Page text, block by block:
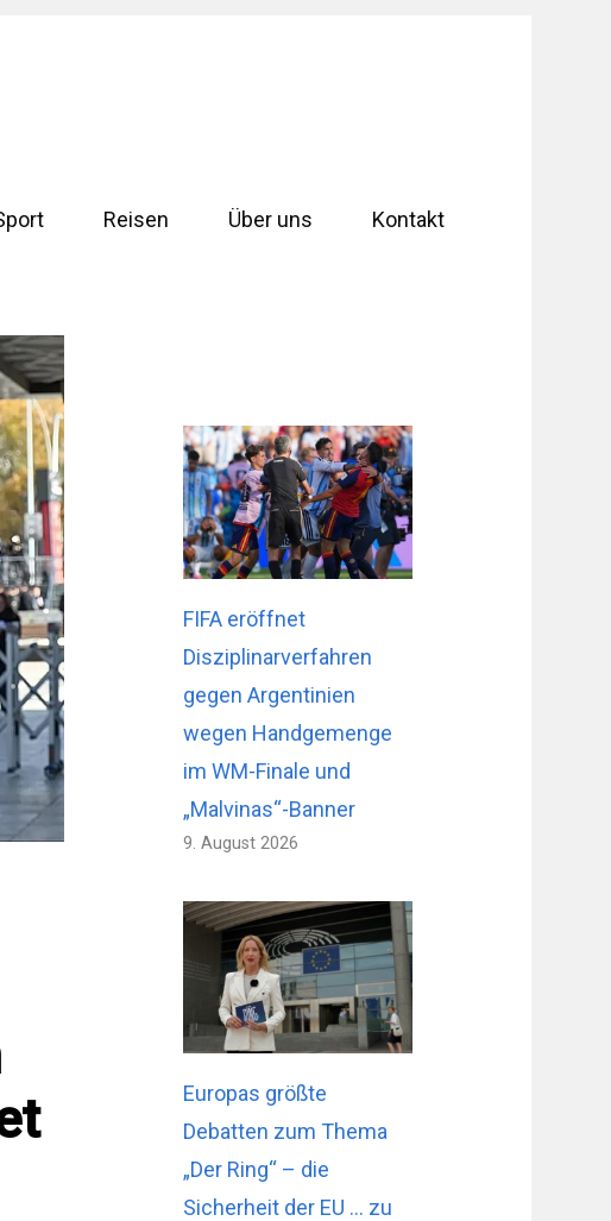
Reisen Über uns Kontakt
FIFA eröffnet
Disziplinarverfahren
gegen Argentinien
wegen Handgemenge
im WM-Finale und
„Malvinas“-Banner
9. August 2026
Europas größte
Debatten zum Thema
„Der Ring“ – die
Sicherheit der EU … zu